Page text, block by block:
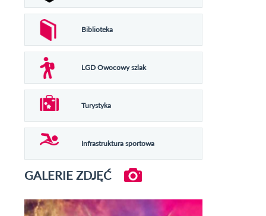
Biblioteka
LGD Owocowy szlak
Turystyka
Infrastruktura sportowa
GALERIE ZDJĘĆ